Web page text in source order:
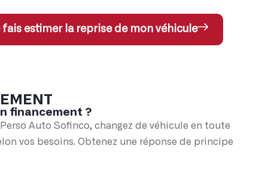
fais estimer la reprise de mon véhicule
financement ?
Auto Sofinco, changez de véhicule en toute
vos besoins. Obtenez une réponse de principe